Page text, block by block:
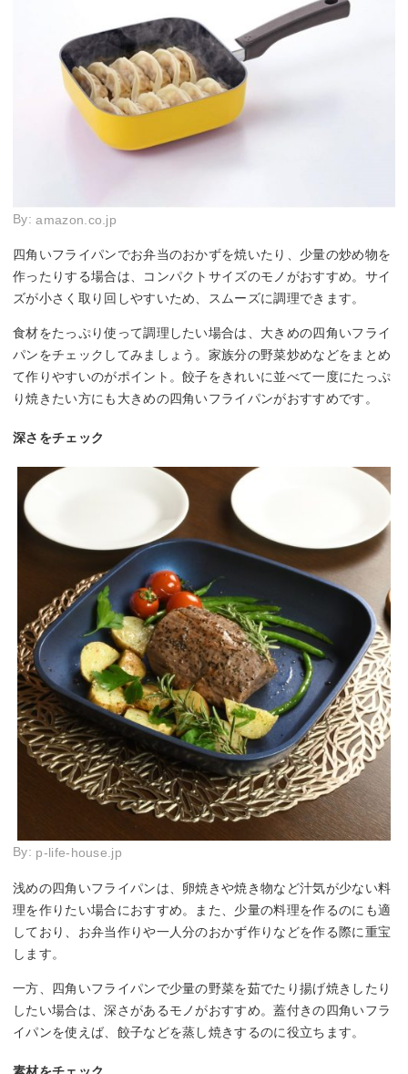
By:amazon.co.jp
四角いフライパンでお弁当のおかずを焼いたり、少量の炒め物を
作ったりする場合は、コンパクトサイズのモノがおすすめ。サイ
ズが小さく取り回しやすいため、スムーズに調理できます。
食材をたっぷり使って調理したい場合は、大きめの四角いフライ
パンをチェックしてみましょう。家族分の野菜炒めなどをまとめ
て作りやすいのがポイント。餃子をきれいに並べて一度にたっぷ
り焼きたい方にも大きめの四角いフライパンがおすすめです。
深さをチェック
By: p-life-house.jp
浅めの四角いフライパンは、卵焼きや焼き物など汁気が少ない料
理を作りたい場合におすすめ。また、少量の料理を作るのにも適
しており、お弁当作りや一人分のおかず作りなどを作る際に重宝
します。
一方、四角いフライパンで少量の野菜を茹でたり揚げ焼きしたり
したい場合は、深さがあるモノがおすすめ。蓋付きの四角いフラ
イパンを使えば、餃子などを蒸し焼きするのに役立ちます。
素材をチェック